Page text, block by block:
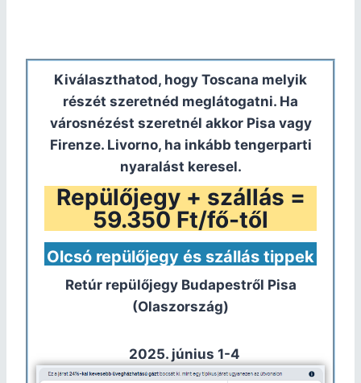
Kiválaszthatod, hogy Toscana melyik
részét szeretnéd meglátogatni. Ha
városnézést szeretnél akkor Pisa vagy
Firenze. Livorno, ha inkább tengerparti
nyaralást keresel.
Repülőjegy + szállás =
59.350 Ft/fő-től
Olcsó repülőjegy és szállás tippek
Retúr repülőjegy Budapestről Pisa
(Olaszország)
2025. június 1-4